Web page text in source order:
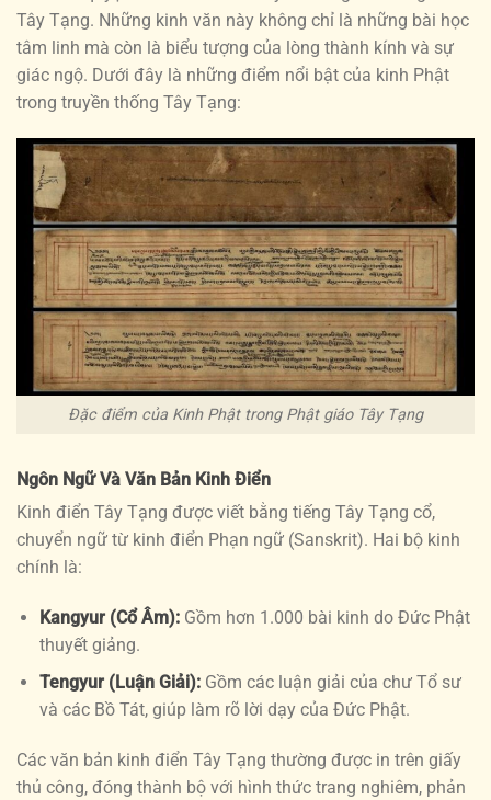
Tây Tạng. Những kinh văn này không chỉ là những bài học
tâm linh mà còn là biểu tượng của lòng thành kính và sự
giác ngộ. Dưới đây là những điểm nổi bật của kinh Phật
trong truyền thống Tây Tạng:
Đặc điểm của Kinh Phật trong Phật giáo Tây Tạng
Ngôn Ngữ Và Văn Bản Kinh Điển
Kinh điển Tây Tạng được viết bằng tiếng Tây Tạng cổ,
chuyển ngữ từ kinh điển Phạn ngữ (Sanskrit). Hai bộ kinh
chính là:
Kangyur (Cổ Âm):Gồm hơn 1.000 bài kinh do Đức Phật
thuyết giảng.
Tengyur (Luận Giải):Gồm các luận giải của chư Tổ sư
và các Bồ Tát, giúp làm rõ lời dạy của Đức Phật.
Các văn bản kinh điển Tây Tạng thường được in trên giấy
thủ công, đóng thành bộ với hình thức trang nghiêm, phản